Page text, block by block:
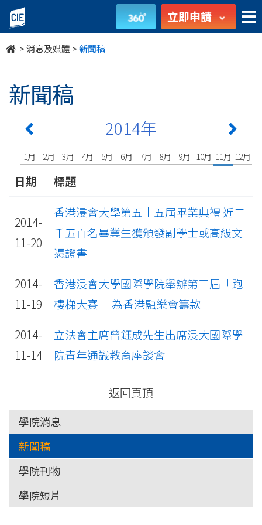
undefined 立即申請
>消息及媒體 >新聞稿
新聞稿
2014年
1月 2月 3月 4月 5月 6月 7月 8月 9月 10月 11月 12月
日期 標題
2014-
11-20
香港浸會大學第五十五屆畢業典禮 近二
千五百名畢業生獲頒發副學士或高級文
憑證書
2014-
11-19
香港浸會大學國際學院舉辦第三屆「跑
樓梯大賽」 為香港融樂會籌款
2014-
11-14
立法會主席曾鈺成先生出席浸大國際學
院青年通識教育座談會
返回頁頂
學院消息
新聞稿
學院刊物
學院短片